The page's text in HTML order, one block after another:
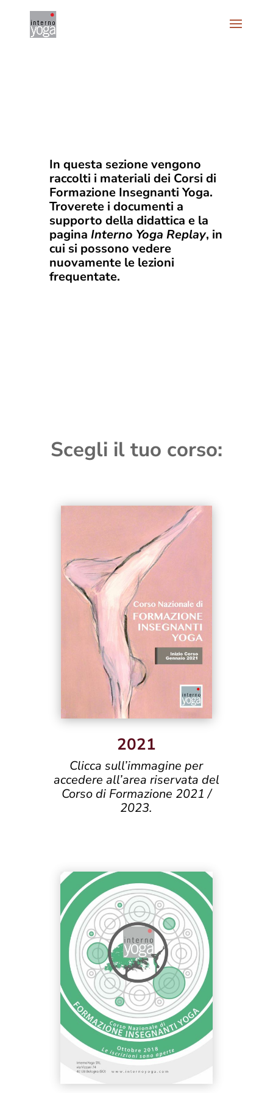
In questa sezione vengono
raccolti i materiali dei Corsi di
Formazione Insegnanti Yoga.
Troverete i documenti a
supporto della didattica e la
pagina Interno Yoga Replay, in
cui si possono vedere
nuovamente le lezioni
frequentate.
Scegli il tuo corso:
2021
Clicca sull’immagine per
accedere all’area riservata del
Corso di Formazione 2021 /
2023.